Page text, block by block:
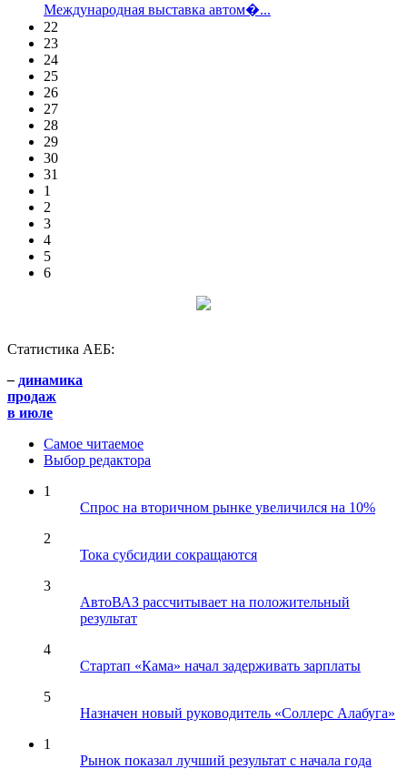
Международная выставка автом�...
22
23
24
25
26
27
28
29
30
31
1
2
3
4
5
6
Статистика АЕБ:
– динамика
продаж
в июле
Самое читаемое
Выбор редактора
1
Спрос на вторичном рынке увеличился на 10%
2
Тока субсидии сокращаются
3
АвтоВАЗ рассчитывает на положительный
результат
4
Стартап «Кама» начал задерживать зарплаты
5
Назначен новый руководитель «Соллерс Алабуга»
1
Рынок показал лучший результат с начала года